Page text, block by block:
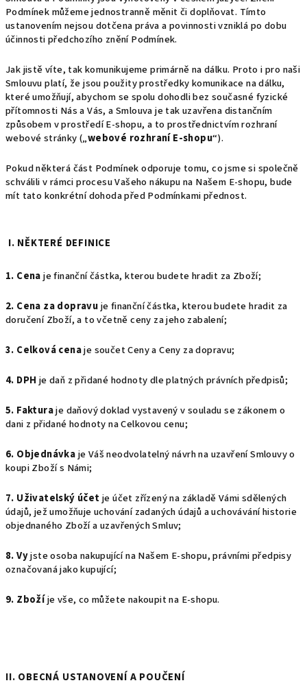
Podmínek můžeme jednostranně měnit či doplňovat. Tímto
ustanovením nejsou dotčena práva a povinnosti vzniklá po dobu
účinnosti předchozího znění Podmínek.
Jak jistě víte, tak komunikujeme primárně na dálku. Proto i pro naši
Smlouvu platí, že jsou použity prostředky komunikace na dálku,
které umožňují, abychom se spolu dohodli bez současné fyzické
přítomnosti Nás a Vás, a Smlouva je tak uzavřena distančním
způsobem v prostředí E-shopu, a to prostřednictvím rozhraní
webové stránky („webové rozhraní E-shopu“).
Pokud některá část Podmínek odporuje tomu, co jsme si společně
schválili v rámci procesu Vašeho nákupu na Našem E-shopu, bude
mít tato konkrétní dohoda před Podmínkami přednost.
I. NĚKTERÉ DEFINICE
1. Cenaje finanční částka, kterou budete hradit za Zboží;
2. Cena za dopravuje finanční částka, kterou budete hradit za
doručení Zboží, a to včetně ceny za jeho zabalení;
3. Celková cenaje součet Ceny a Ceny za dopravu;
4. DPH je daň z přidané hodnoty dle platných právních předpisů;
5. Fakturaje daňový doklad vystavený v souladu se zákonem o
dani z přidané hodnoty na Celkovou cenu;
6. Objednávkaje Váš neodvolatelný návrh na uzavření Smlouvy o
koupi Zboží s Námi;
7. Uživatelský účetje účet zřízený na základě Vámi sdělených
údajů, jež umožňuje uchování zadaných údajů a uchovávání historie
objednaného Zboží a uzavřených Smluv;
8. Vyjste osoba nakupující na Našem E-shopu, právními předpisy
označovaná jako kupující;
9. Zbožíje vše, co můžete nakoupit na E-shopu.
II. OBECNÁ USTANOVENÍ A POUČENÍ